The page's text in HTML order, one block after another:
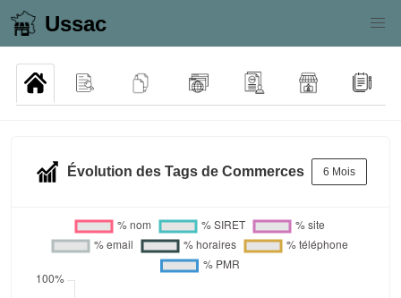
Ussac
Évolution des Tags de Commerces 6 Mois